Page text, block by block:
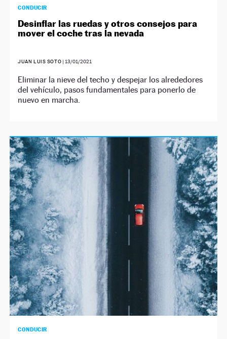
CONDUCIR
Desinflar las ruedas y otros consejos para
mover el coche tras la nevada
JUAN LUIS SOTO | 13/01/2021
Eliminar la nieve del techo y despejar los alrededores
del vehículo, pasos fundamentales para ponerlo de
nuevo en marcha.
CONDUCIR